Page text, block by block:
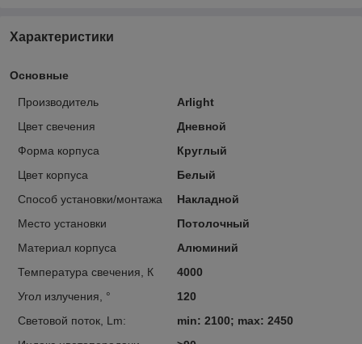
Характеристики
Основные
Производитель
Arlight
Цвет свечения
Дневной
Форма корпуса
Круглый
Цвет корпуса
Белый
Способ установки/монтажа
Накладной
Место установки
Потолочный
Материал корпуса
Алюминий
Температура свечения, К
4000
Угол излучения, °
120
Световой поток, Lm:
min: 2100; max: 2450